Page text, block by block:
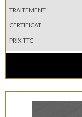
TRAITEMENT
CERTIFICAT
PRIX TTC